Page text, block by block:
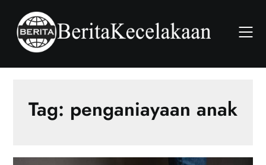
content
Tag: penganiayaan anak